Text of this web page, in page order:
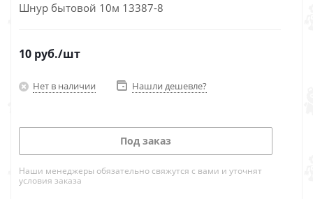
Шнур бытовой 10м 13387-8
10 руб./шт
Нет в наличии Нашли дешевле?
Под заказ
Наши менеджеры обязательно свяжутся с вами и уточнят
условия заказа